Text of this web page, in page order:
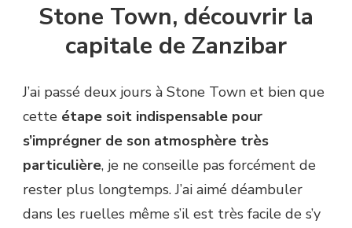
Stone Town, découvrir la
capitale de Zanzibar
J’ai passé deux jours à Stone Town et bien que
cette étape soit indispensable pour
s’imprégner de son atmosphère très
particulière, je ne conseille pas forcément de
rester plus longtemps. J’ai aimé déambuler
dans les ruelles même s’il est très facile de s’y